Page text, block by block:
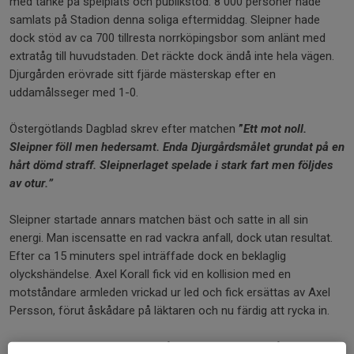
samlats på Stadion denna soliga eftermiddag. Sleipner hade
dock stöd av ca 700 tillresta norrköpingsbor som anlänt med
extratåg till huvudstaden. Det räckte dock ändå inte hela vägen.
Djurgården erövrade sitt fjärde mästerskap efter en
uddamålsseger med 1-0.
Östergötlands Dagblad skrev efter matchen ”Ett mot noll.
Sleipner föll men hedersamt. Enda Djurgårdsmålet grundat på en
hårt dömd straff. Sleipnerlaget spelade i stark fart men följdes
av otur.”
Sleipner startade annars matchen bäst och satte in all sin
energi. Man iscensatte en rad vackra anfall, dock utan resultat.
Efter ca 15 minuters spel inträffade dock en beklaglig
olyckshändelse. Axel Korall fick vid en kollision med en
motståndare armleden vrickad ur led och fick ersättas av Axel
Persson, förut åskådare på läktaren och nu färdig att rycka in.
Efter 30 minuter kom nästa dråpslag. Efter en Djurgårdshörna